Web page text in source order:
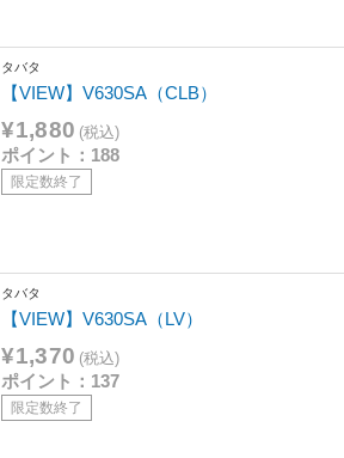
タバタ
【VIEW】V630SA（CLB）
¥1,880 (税込)
ポイント：188
限定数終了
タバタ
【VIEW】V630SA（LV）
¥1,370 (税込)
ポイント：137
限定数終了